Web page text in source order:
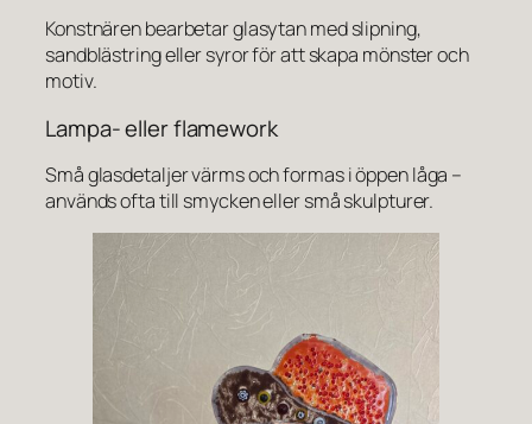
Konstnären bearbetar glasytan med slipning,
sandblästring eller syror för att skapa mönster och
motiv.
Lampa- eller flamework
Små glasdetaljer värms och formas i öppen låga –
används ofta till smycken eller små skulpturer.